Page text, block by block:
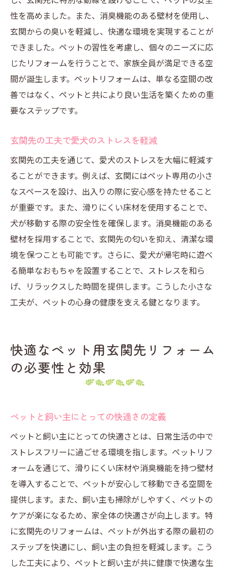
ペットと飼い主のニーズを両立する方法
リフォームで実現する快適なペットライフ
飼い主が知っておくべきリフォームのコツ
成功事例から学ぶペットリフォームの秘訣
満足度を向上させるリフォーム総まとめ
性を高めました。また、消臭機能のある壁材を使用し、
玄関からの臭いを軽減し、快適な環境を実現することが
できました。ペットの習性を考慮し、個々のニーズに応
じたリフォームを行うことで、家族全員が満足できる空
間が誕生します。ペットリフォームは、単なる空間の改
善ではなく、ペットと共により良い生活を築くための重
要なステップです。
玄関先の工夫で愛犬のストレスを軽減
玄関先の工夫を通じて、愛犬のストレスを大幅に軽減す
ることができます。例えば、玄関にはペット専用の小さ
なスペースを設け、出入りの際に安心感を持たせること
が重要です。また、滑りにくい床材を使用することで、
犬が移動する際の安全性を確保します。消臭機能のある
壁材を採用することで、玄関先の匂いを抑え、清潔な環
境を保つことも可能です。さらに、愛犬が帰宅時に遊べ
る簡単なおもちゃを設置することで、ストレスを和ら
げ、リラックスした時間を提供します。こうした小さな
工夫が、ペットの心身の健康を支える鍵となります。
快適なペット用玄関先リフォーム
の必要性と効果
ペットと飼い主にとっての快適さの定義
ペットと飼い主にとっての快適さとは、日常生活の中で
ストレスフリーに過ごせる環境を指します。ペットリフ
ォームを通じて、滑りにくい床材や消臭機能を持つ壁材
を導入することで、ペットが安心して移動できる空間を
提供します。また、飼い主も掃除がしやすく、ペットの
ケアが楽になるため、家全体の快適さが向上します。特
に玄関先のリフォームは、ペットが外出する際の最初の
ステップを快適にし、飼い主の負担を軽減します。こう
した工夫により、ペットと飼い主が共に健康で快適な生